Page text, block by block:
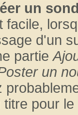
un
facile,
d'un
partie
un
pour